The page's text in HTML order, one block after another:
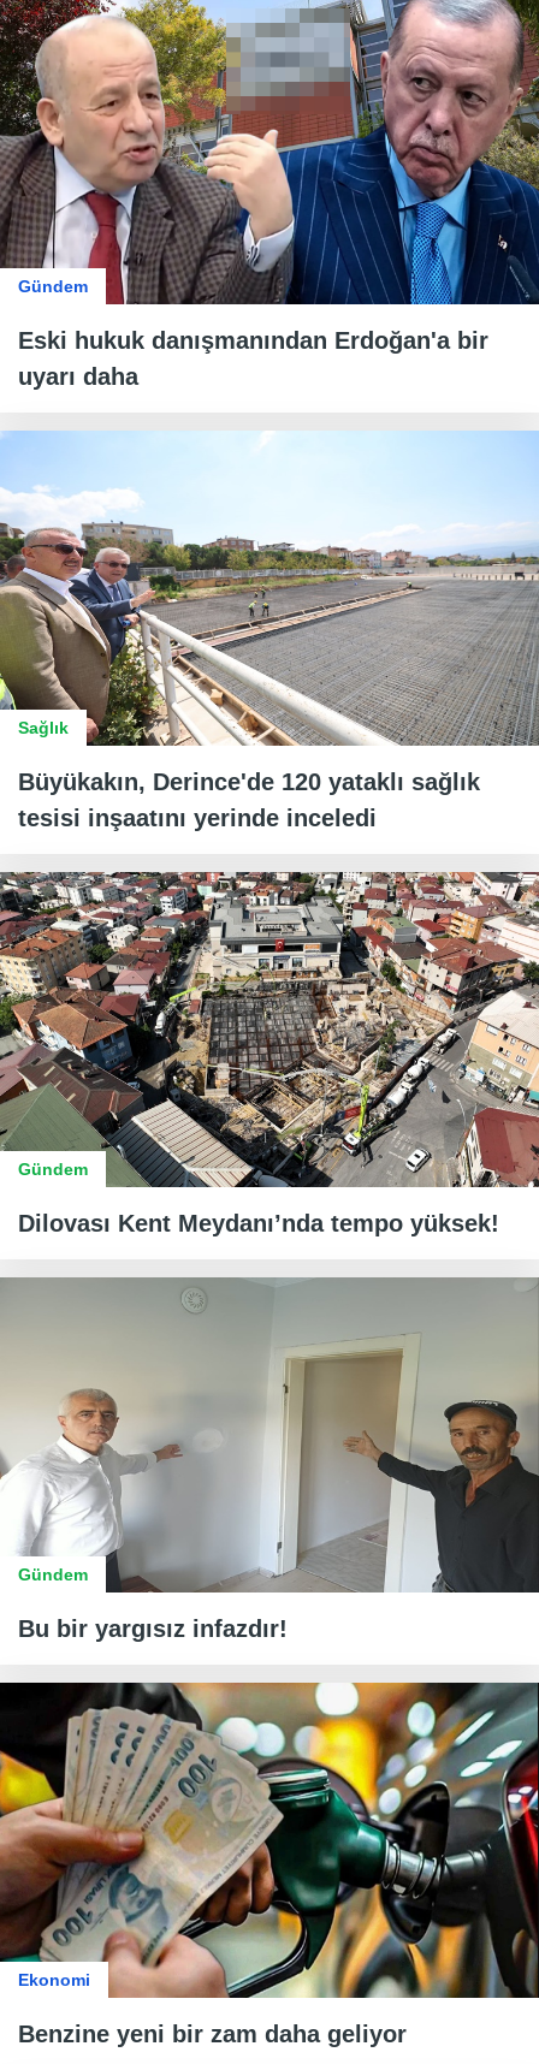
Gündem
Eski hukuk danışmanından Erdoğan'a bir
uyarı daha
Sağlık
Büyükakın, Derince'de 120 yataklı sağlık
tesisi inşaatını yerinde inceledi
Gündem
Dilovası Kent Meydanı’nda tempo yüksek!
Gündem
Bu bir yargısız infazdır!
Ekonomi
Benzine yeni bir zam daha geliyor